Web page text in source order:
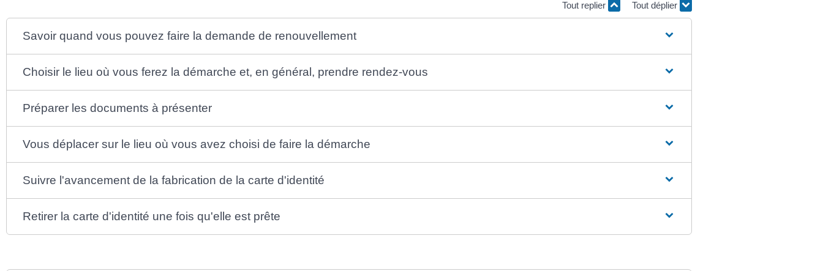
Tout replier Tout déplier
Savoir quand vous pouvez faire la demande de renouvellement
Choisir le lieu où vous ferez la démarche et, en général, prendre rendez-vous
Préparer les documents à présenter
Vous déplacer sur le lieu où vous avez choisi de faire la démarche
Suivre l'avancement de la fabrication de la carte d'identité
Retirer la carte d'identité une fois qu'elle est prête